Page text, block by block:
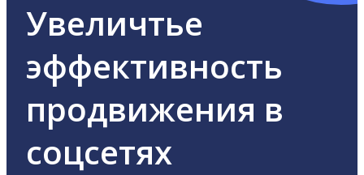
Увеличтье
эффективность
продвижения в
соцсетях